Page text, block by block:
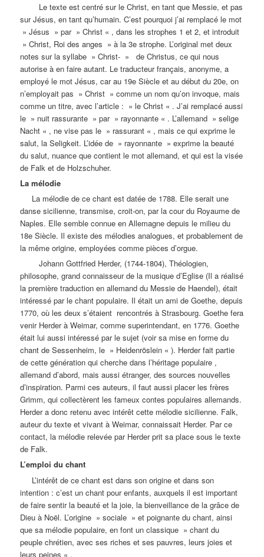
Le texte est centré sur le Christ, en tant que Messie, et pas
sur Jésus, en tant qu’humain. C’est pourquoi j’ai remplacé le mot
» Jésus » par » Christ « , dans les strophes 1 et 2, et introduit
» Christ, Roi des anges » à la 3e strophe. L’original met deux
notes sur la syllabe » Christ- » de Christus, ce qui nous
autorise à en faire autant. Le traducteur français, anonyme, a
employé le mot Jésus, car au 19e Siècle et au début du 20e, on
n’employait pas » Christ » comme un nom qu’on invoque, mais
comme un titre, avec l’article : » le Christ « . J’ai remplacé aussi
le » nuit rassurante » par » rayonnante « . L’allemand » selige
Nacht « , ne vise pas le » rassurant « , mais ce qui exprime le
salut, la Seligkeit. L’idée de » rayonnante » exprime la beauté
du salut, nuance que contient le mot allemand, et qui est la visée
de Falk et de Holzschuher.
La mélodie
La mélodie de ce chant est datée de 1788. Elle serait une
danse sicilienne, transmise, croit-on, par la cour du Royaume de
Naples. Elle semble connue en Allemagne depuis le milieu du
18e Siècle. Il existe des mélodies analogues, et probablement de
la même origine, employées comme pièces d’orgue.
Johann Gottfried Herder, (1744-1804), Théologien,
philosophe, grand connaisseur de la musique d’Eglise (Il a réalisé
la première traduction en allemand du Messie de Haendel), était
intéressé par le chant populaire. Il était un ami de Goethe, depuis
1770, où les deux s’étaient rencontrés à Strasbourg. Goethe fera
venir Herder à Weimar, comme superintendant, en 1776. Goethe
était lui aussi intéressé par le sujet (voir sa mise en forme du
chant de Sessenheim, le » Heidenröslein « ). Herder fait partie
de cette génération qui cherche dans l’héritage populaire ,
allemand d’abord, mais aussi étranger, des sources nouvelles
d’inspiration. Parmi ces auteurs, il faut aussi placer les frères
Grimm, qui collectèrent les fameux contes populaires allemands.
Herder a donc retenu avec intérêt cette mélodie sicilienne. Falk,
auteur du texte et vivant à Weimar, connaissait Herder. Par ce
contact, la mélodie relevée par Herder prit sa place sous le texte
de Falk.
L’emploi du chant
L’intérêt de ce chant est dans son origine et dans son
intention : c’est un chant pour enfants, auxquels il est important
de faire sentir la beauté et la joie, la bienveillance de la grâce de
Dieu à Noël. L’origine » sociale » et poignante du chant, ainsi
que sa mélodie populaire, en font un classique » chant du
peuple chrétien, avec ses riches et ses pauvres, leurs joies et
leurs peines « .